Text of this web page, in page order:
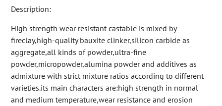
Description:
High strength wear resistant castable is mixed by
fireclay,high-quality bauxite clinker,silicon carbide as
aggregate,all kinds of powder,ultra-fine
powder,micropowder,alumina powder and additives as
admixture with strict mixture ratios according to different
varieties.its main characters are:high strength in normal
and medium temperature,wear resistance and erosion